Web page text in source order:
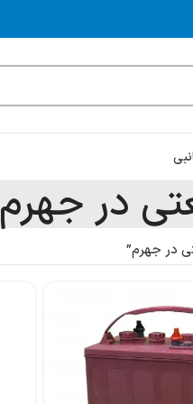
در جهرم
در جهرم”